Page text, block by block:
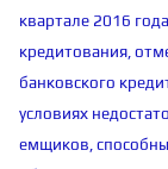
квартале 2016
кредитования,
банковского
условиях
емщиков,